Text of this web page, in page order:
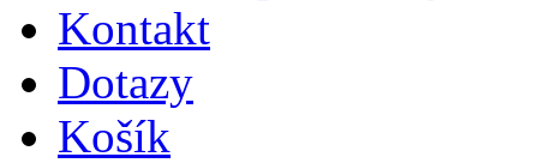
Kontakt
Dotazy
Košík